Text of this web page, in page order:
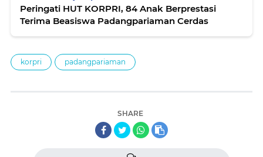
Peringati HUT KORPRI, 84 Anak Berprestasi
Terima Beasiswa Padangpariaman Cerdas
korpri padangpariaman
SHARE